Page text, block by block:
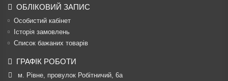
ОБЛІКОВИЙ ЗАПИС
Особистий кабінет
Історія замовлень
Список бажаних товарів
ГРАФІК РОБОТИ
м. Рівне, провулок Робітничий, 6а